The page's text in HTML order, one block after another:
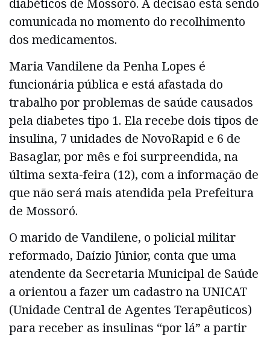
comunicada no momento do recolhimento
dos medicamentos.
Maria Vandilene da Penha Lopes é
funcionária pública e está afastada do
trabalho por problemas de saúde causados
pela diabetes tipo 1. Ela recebe dois tipos de
insulina, 7 unidades de NovoRapid e 6 de
Basaglar, por mês e foi surpreendida, na
última sexta-feira (12), com a informação de
que não será mais atendida pela Prefeitura
de Mossoró.
O marido de Vandilene, o policial militar
reformado, Daízio Júnior, conta que uma
atendente da Secretaria Municipal de Saúde
a orientou a fazer um cadastro na UNICAT
(Unidade Central de Agentes Terapêuticos)
para receber as insulinas “por lá” a partir